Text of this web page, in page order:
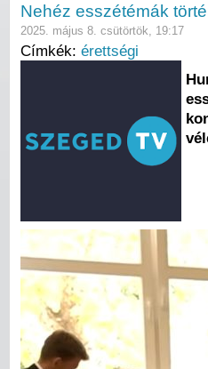
Nehéz esszétémák
2025. május 8. csütörtök, 19:17
Címkék: érettségi